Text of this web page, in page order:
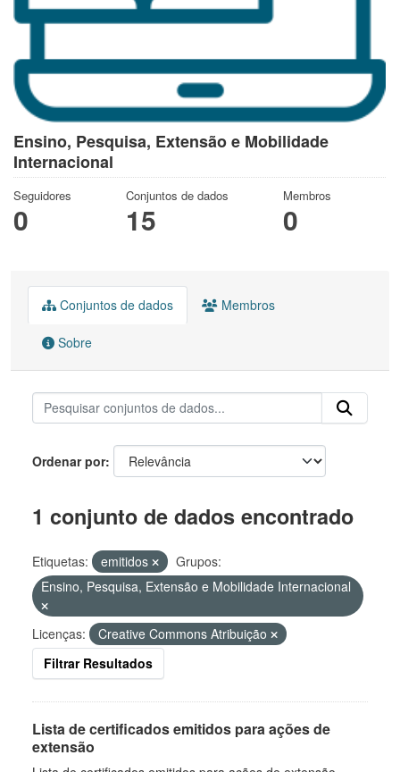
Ensino, Pesquisa, Extensão e Mobilidade
Internacional
Seguidores
0
Conjuntos de dados
15
Membros
0
Conjuntos de dados Membros
Sobre
Ordenar por
1 conjunto de dados encontrado
Etiquetas: emitidos
Grupos:
Ensino, Pesquisa, Extensão e Mobilidade Internacional
Licenças:
Creative Commons Atribuição
Filtrar Resultados
Lista de certificados emitidos para ações de
extensão